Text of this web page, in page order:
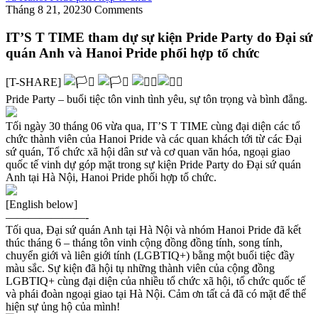
Tháng 8 21, 20230 Comments
IT’S T TIME tham dự sự kiện Pride Party do Đại sứ
quán Anh và Hanoi Pride phối hợp tổ chức
[T-SHARE]
Pride Party – buổi tiệc tôn vinh tình yêu, sự tôn trọng và bình đẳng.
Tối ngày 30 tháng 06 vừa qua, IT’S T TIME cùng đại diện các tổ
chức thành viên của Hanoi Pride và các quan khách tới từ các Đại
sứ quán, Tổ chức xã hội dân sư và cơ quan văn hóa, ngoại giao
quốc tế vinh dự góp mặt trong sự kiện Pride Party do Đại sứ quán
Anh tại Hà Nội, Hanoi Pride phối hợp tổ chức.
[English below]
———————-
Tối qua, Đại sứ quán Anh tại Hà Nội và nhóm Hanoi Pride đã kết
thúc tháng 6 – tháng tôn vinh cộng đồng đồng tính, song tính,
chuyển giới và liên giới tính (LGBTIQ+) bằng một buổi tiệc đầy
màu sắc. Sự kiện đã hội tụ những thành viên của cộng đồng
LGBTIQ+ cùng đại diện của nhiều tổ chức xã hội, tổ chức quốc tế
và phái đoàn ngoại giao tại Hà Nội. Cảm ơn tất cả đã có mặt để thể
hiện sự ủng hộ của mình!